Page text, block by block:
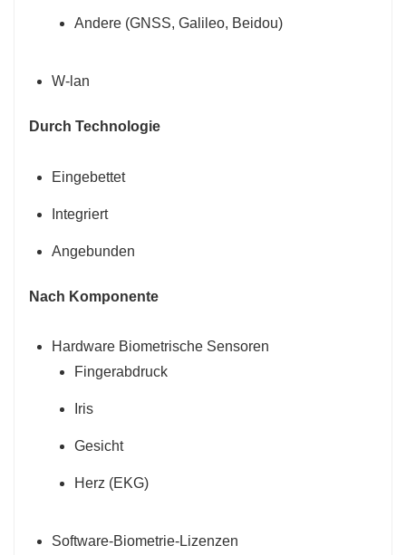
Andere (GNSS, Galileo, Beidou)
W-lan
Durch Technologie
Eingebettet
Integriert
Angebunden
Nach Komponente
Hardware Biometrische Sensoren
Fingerabdruck
Iris
Gesicht
Herz (EKG)
Software-Biometrie-Lizenzen